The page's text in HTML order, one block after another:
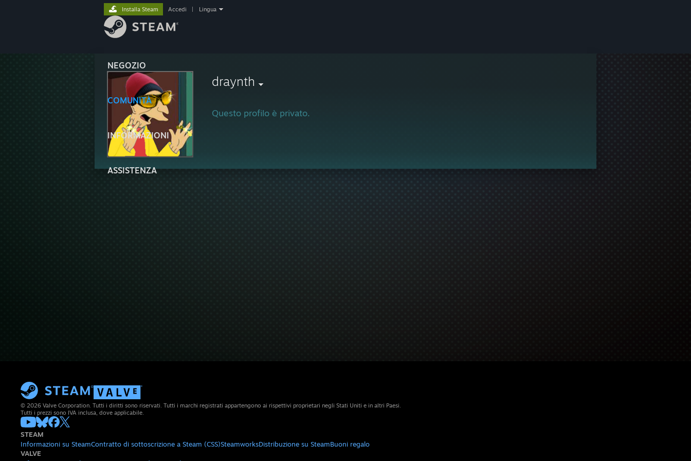
NEGOZIO
COMUNITÀ
INFORMAZIONI
ASSISTENZA
Installa Steam Accedi Lingua
draynth
Questo profilo è privato.
© 2026 Valve Corporation. Tutti i diritti sono riservati. Tutti i marchi registrati appartengono ai rispettivi proprietari negli Stati Uniti e in altri Paesi.
Tutti i prezzi sono IVA inclusa, dove applicabile.
STEAM
Informazioni su SteamContratto di sottoscrizione a Steam (CSS)SteamworksDistribuzione su SteamBuoni regalo
VALVE